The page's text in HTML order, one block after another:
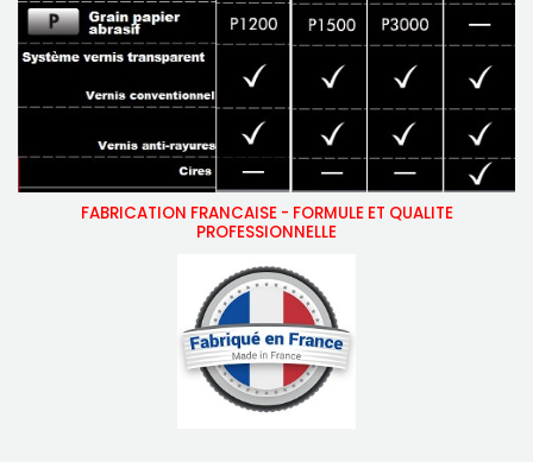
FABRICATION FRANCAISE - FORMULE ET QUALITE
PROFESSIONNELLE